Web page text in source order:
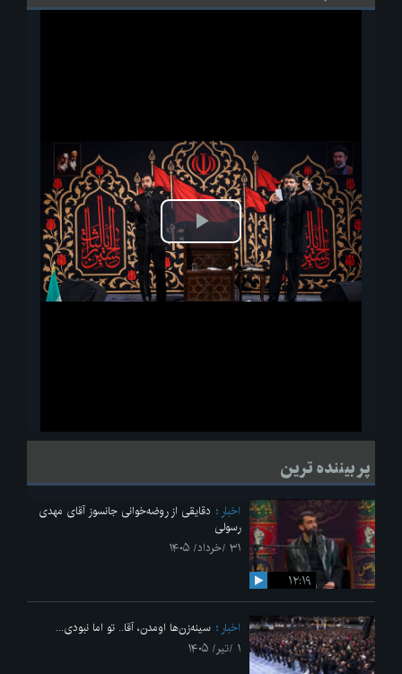
پخش
ویدیو
لحظاتی از قرائت زیارت اربعین امام حسین(ع) در مراسم عزاداری هیئات
پر بیننده ترین
۱۲:۱۹
اخبار
دقایقی از روضه‌خوانی جانسوز آقای مهدی
رسولی
۳۱ /خرداد/ ۱۴۰۵
اخبار
سینه‌زن‌ها اومدن،‌ آقا.. تو اما نبودی...
۱ /تیر/ ۱۴۰۵